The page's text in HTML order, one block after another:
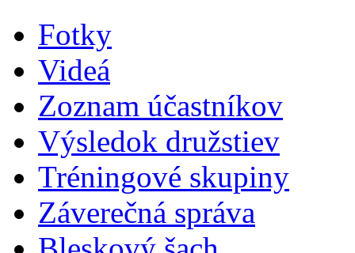
Fotky
Videá
Zoznam účastníkov
Výsledok družstiev
Tréningové skupiny
Záverečná správa